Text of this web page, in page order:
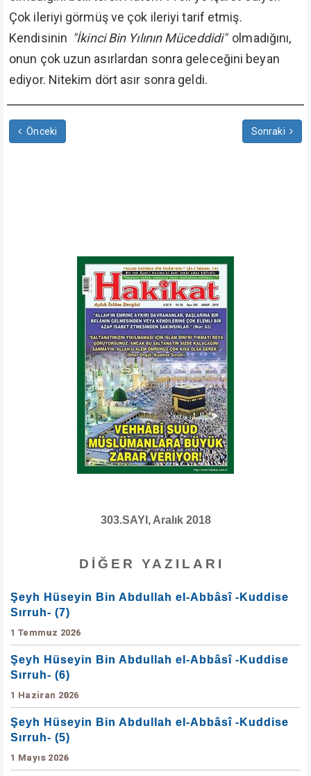
Çok ileriyi görmüş ve çok ileriyi tarif etmiş.
Kendisinin "İkinci Bin Yılının Müceddidi" olmadığını,
onun çok uzun asırlardan sonra geleceğini beyan
ediyor. Nitekim dört asır sonra geldi.
Önceki Sonraki
303.SAYI, Aralık 2018
DIĞER YAZILARI
Şeyh Hüseyin Bin Abdullah el-Abbâsî -Kuddise
Sırruh- (7)
1 Temmuz 2026
Şeyh Hüseyin Bin Abdullah el-Abbâsî -Kuddise
Sırruh- (6)
1 Haziran 2026
Şeyh Hüseyin Bin Abdullah el-Abbâsî -Kuddise
Sırruh- (5)
1 Mayıs 2026